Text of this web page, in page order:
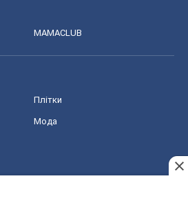
MAMACLUB
Плітки
Мода